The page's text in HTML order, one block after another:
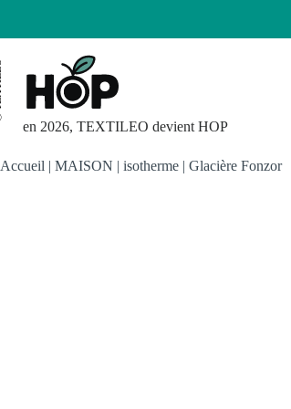
contenu
en 2026, TEXTILEO devient HOP
Accueil | MAISON | isotherme | Glacière Fonzor